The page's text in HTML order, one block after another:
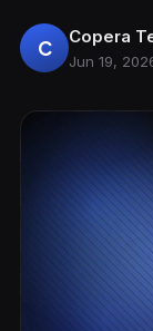
C Copera
Jun 19,